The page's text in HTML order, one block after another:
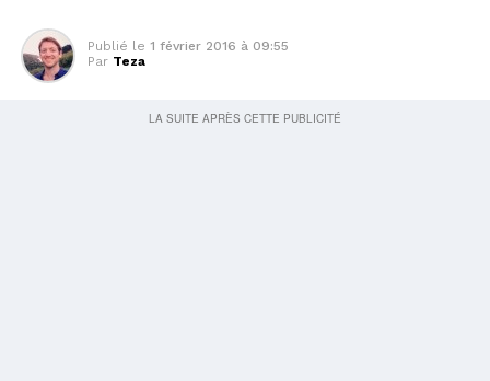
Publié le 1 février 2016 à 09:55
Par Teza